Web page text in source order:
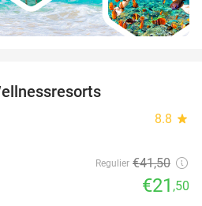
8.8 star
Regulier €41,50
€21 ,50